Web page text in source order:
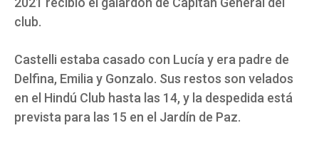
club.
Castelli estaba casado con Lucía y era padre de
Delfina, Emilia y Gonzalo. Sus restos son velados
en el Hindú Club hasta las 14, y la despedida está
prevista para las 15 en el Jardín de Paz.